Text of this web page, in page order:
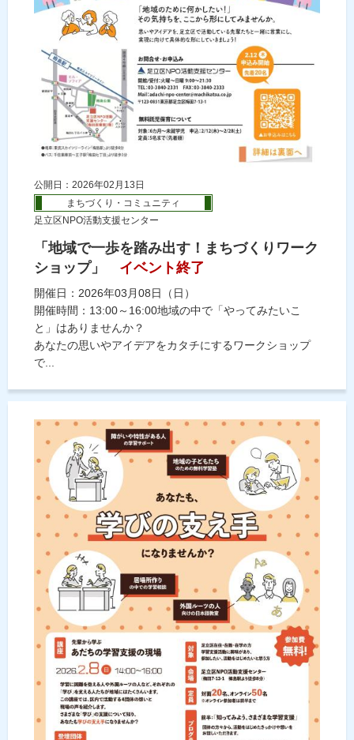
公開日：2026年02月13日
まちづくり・コミュニティ
足立区NPO活動支援センター
「地域で一歩を踏み出す！まちづくりワーク
ショップ」
イベント終了
開催日：2026年03月08日（日）
開催時間：13:00～16:00地域の中で「やってみたいこ
と」はありませんか？
あなたの思いやアイデアをカタチにするワークショップ
で...